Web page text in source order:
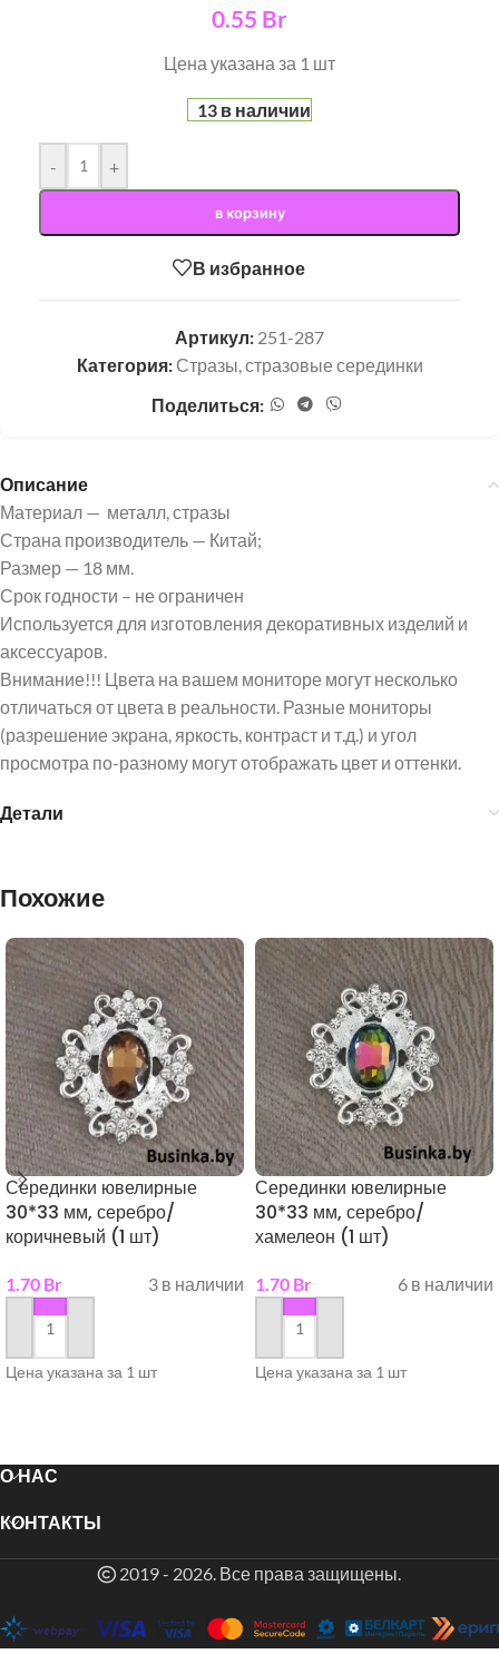
0.55 Br
Цена указана за 1 шт
13 в наличии
- +
в корзину
В избранное
Артикул: 251-287
Категория: Стразы, стразовые серединки
Поделиться:
Описание
Материал — металл, стразы
Страна производитель — Китай;
Размер — 18 мм.
Срок годности – не ограничен
Используется для изготовления декоративных изделий и
аксессуаров.
Внимание!!! Цвета на вашем мониторе могут несколько
отличаться от цвета в реальности. Разные мониторы
(разрешение экрана, яркость, контраст и т.д.) и угол
просмотра по-разному могут отображать цвет и оттенки.
Детали
Похожие
Серединки ювелирные
30*33 мм, серебро/
коричневый (1 шт)
1.70 Br 3 в наличии
в корзину
Цена указана за 1 шт
Серединки ювелирные
30*33 мм, серебро/
хамелеон (1 шт)
1.70 Br 6 в наличии
в корзину
Цена указана за 1 шт
О НАС
КОНТАКТЫ
2019 - 2026. Все права защищены.